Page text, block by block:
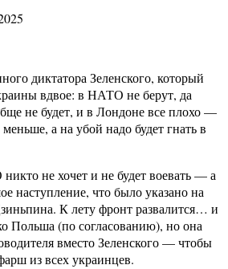
диктатора Зеленского, который
вдвое: в НАТО не берут, да
не будет, и в Лондоне все плохо —
меньше, а на убой надо будет гнать в
не хочет и не будет воевать — а
наступление, что было указано на
К лету фронт развалится… и
Польша (по согласованию), но она
вместо Зеленского — чтобы
из всех украинцев.